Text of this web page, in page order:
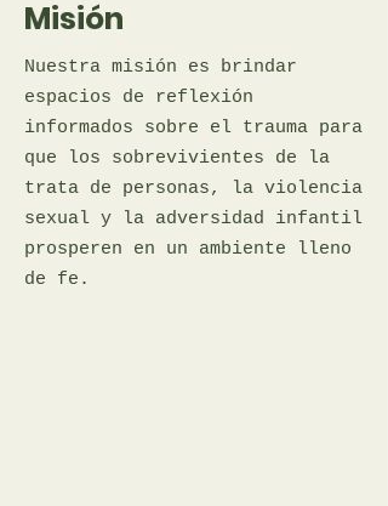
Misión
Nuestra misión es brindar
espacios de reflexión
informados sobre el trauma para
que los sobrevivientes de la
trata de personas, la violencia
sexual y la adversidad infantil
prosperen en un ambiente lleno
de fe.